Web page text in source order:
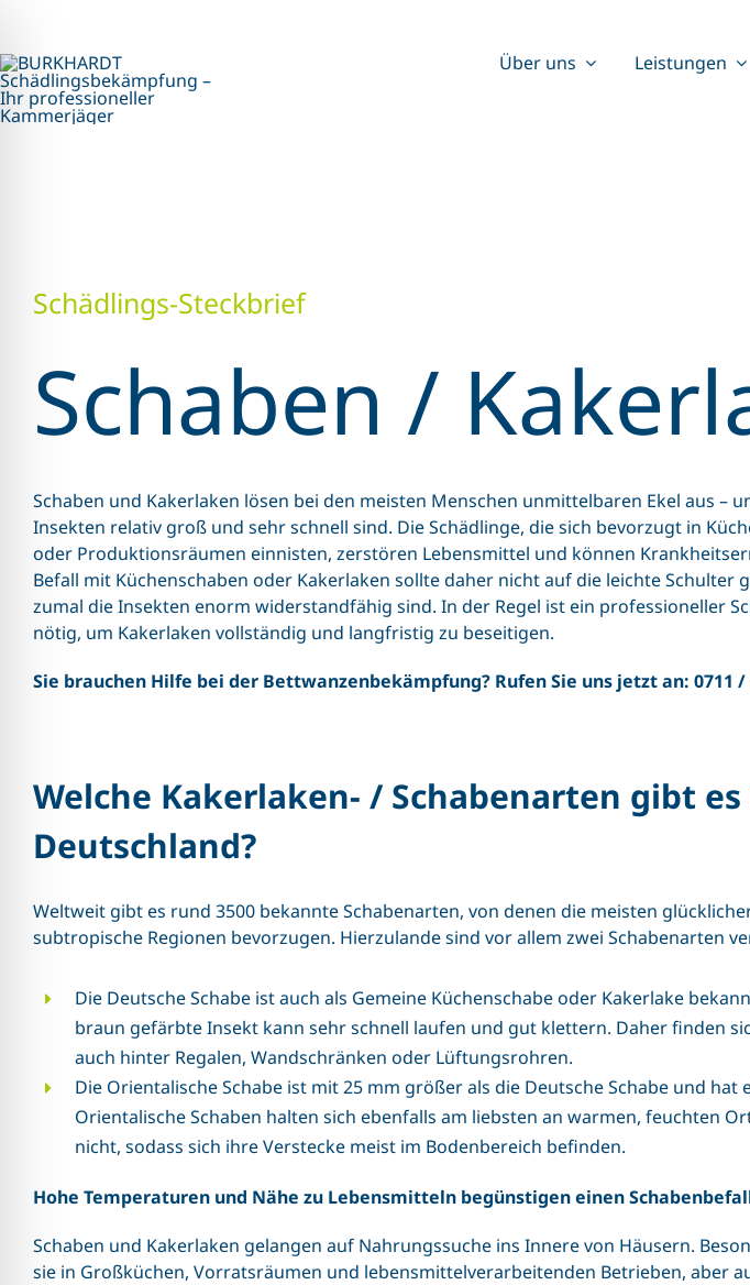
content
Über uns Leistungen
Schädlings-Steckbrief
Schaben /
Schaben und Kakerlaken lösen bei den meisten Menschen unmittelbaren Ekel aus –
Insekten relativ groß und sehr schnell sind. Die Schädlinge, die sich bevorzugt in
oder Produktionsräumen einnisten, zerstören Lebensmittel und können
Befall mit Küchenschaben oder Kakerlaken sollte daher nicht auf die leichte Schulter
zumal die Insekten enorm widerstandfähig sind. In der Regel ist ein professioneller
nötig, um Kakerlaken vollständig und langfristig zu beseitigen.
Sie brauchen Hilfe bei der Bettwanzenbekämpfung? Rufen Sie uns jetzt an: 0711 /
Welche Kakerlaken- / Schabenarten gibt es
Deutschland?
Weltweit gibt es rund 3500 bekannte Schabenarten, von denen die meisten
subtropische Regionen bevorzugen. Hierzulande sind vor allem zwei Schabenarten
Die Deutsche Schabe ist auch als Gemeine Küchenschabe oder Kakerlake
braun gefärbte Insekt kann sehr schnell laufen und gut klettern. Daher finden
auch hinter Regalen, Wandschränken oder Lüftungsrohren.
Die Orientalische Schabe ist mit 25 mm größer als die Deutsche Schabe und hat
Orientalische Schaben halten sich ebenfalls am liebsten an warmen, feuchten
nicht, sodass sich ihre Verstecke meist im Bodenbereich befinden.
Hohe Temperaturen und Nähe zu Lebensmitteln begünstigen einen
Schaben und Kakerlaken gelangen auf Nahrungssuche ins Innere von Häusern.
sie in Großküchen, Vorratsräumen und lebensmittelverarbeitenden Betrieben, aber